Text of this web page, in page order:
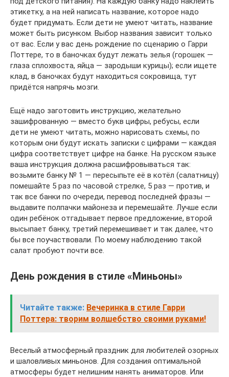
этикетку, а на ней написать название, которое надо
будет придумать. Если дети не умеют читать, название
может быть рисунком. Выбор названия зависит только
от вас. Если у вас день рождение по сценарию о Гарри
Поттере, то в баночках будут лежать зелья (горошек —
глаза сплохвоста, яйца — зародыши курицы); если ищете
клад, в баночках будут находиться сокровища, тут
придётся напрячь мозги.
Ещё надо заготовить инструкцию, желательно
зашифрованную — вместо букв цифры, ребусы, если
дети не умеют читать, можно нарисовать схемы, по
которым они будут искать записки с цифрами — каждая
цифра соответствует цифре на банке. На русском языке
ваша инструкция должна расшифровываться так:
возьмите банку № 1 — пересыпьте её в котёл (салатницу)
помешайте 5 раз по часовой стрелке, 5 раз — против, и
так все банки по очереди, перевод последней фразы —
выдавите полпачки майонеза и перемешайте. Лучше если
один ребёнок отгадывает первое предложение, второй
высыпает банку, третий перемешивает и так далее, что
бы все поучаствовали. По моему наблюдению такой
салат пробуют почти все.
День рождения в стиле «Миньоны»
Читайте также: Вечеринка в стиле Гарри
Поттера: творим волшебство своими руками!
Веселый атмосферный праздник для любителей озорных
и шаловливых миньонов. Для создания оптимальной
атмосферы будет нелишним нанять аниматоров. Или